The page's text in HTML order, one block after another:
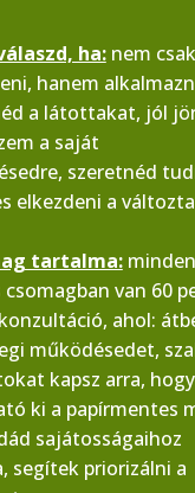
ha:nem csak
hanem
a látottakat, jól
a saját
szeretnéd
elkezdeni a
tartalma:
csomagban van 60
ahol:
működésedet,
kapsz arra,
ki a papírmentes
sajátosságaihoz
segítek priorizálni a